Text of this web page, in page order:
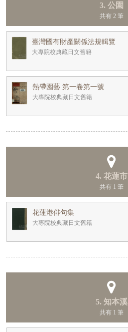
3. 公園
共有 2 筆
臺灣國有財產關係法規輯覽
大專院校典藏日文舊籍
熱帶園藝 第一卷第一號
大專院校典藏日文舊籍
4. 花蓮市
共有 1 筆
花蓮港俳句集
大專院校典藏日文舊籍
5. 知本溪
共有 1 筆